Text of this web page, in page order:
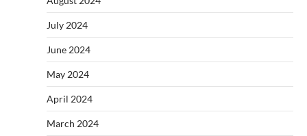
July 2024
June 2024
May 2024
April 2024
March 2024